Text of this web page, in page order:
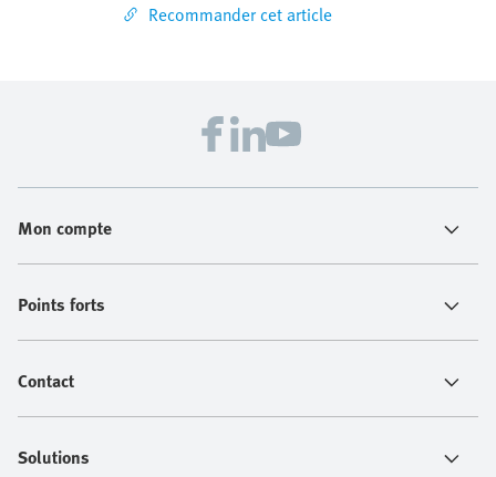
Recommander cet article
Mon compte
Points forts
Contact
Solutions